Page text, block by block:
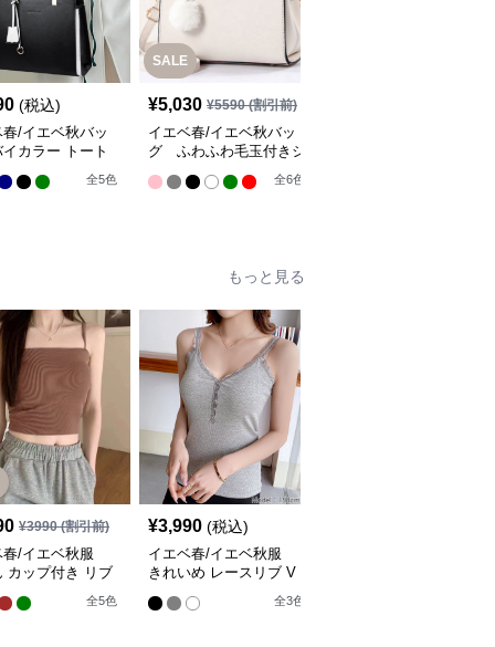
(税込)
春/イエベ秋バッ
カラー トート
レディース ショ
バッグ【即納】
全5色
SALE
¥5,030 ¥5590(割引前)
イエベ春/イエベ秋バッ
グ ふわふわ毛玉付きシ
ョルダーバッグ通勤鞄
【即納】
全6色
もっと見る
¥3990(割引前)
春/イエベ秋服
カップ付き リブ
ソール 韓国風
】
全5色
¥3,990 (税込)
イエベ春/イエベ秋服
きれいめ レースリブ V
ネック キャミソール
【即納】
全3色